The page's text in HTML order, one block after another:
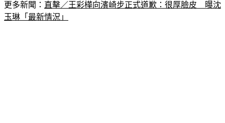
玉琳「最新情況」